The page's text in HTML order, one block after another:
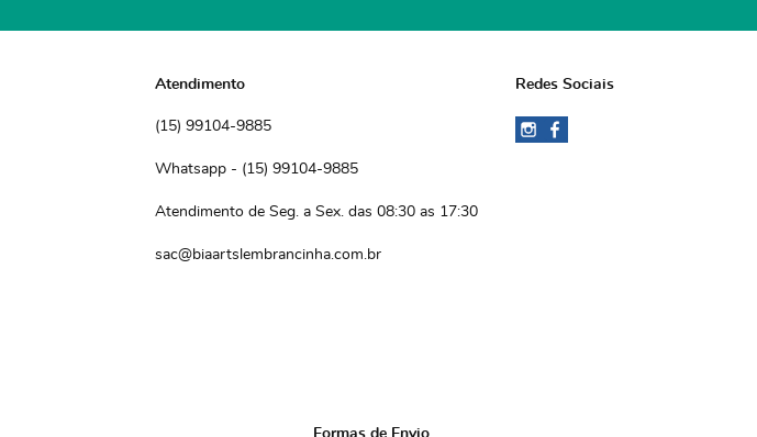
Atendimento
(15) 99104-9885
(15) 99104-9885
Atendimento de Seg. a Sex. das 08:30 as 17:30
sac@biaartslembrancinha.com.br
Redes Sociais
Formas de Envio